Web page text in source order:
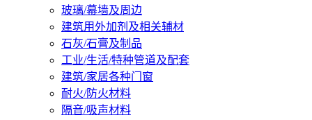
玻璃/幕墙及周边
建筑用外加剂及相关辅材
石灰/石膏及制品
工业/生活/特种管道及配套
建筑/家居各种门窗
耐火/防火材料
隔音/吸声材料